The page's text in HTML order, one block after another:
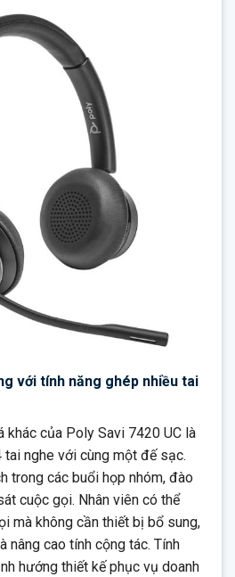
với tính năng ghép nhiều tai
khác của Poly Savi 7420 UC là
tai nghe với cùng một đế sạc.
trong các buổi họp nhóm, đào
cuộc gọi. Nhân viên có thể
mà không cần thiết bị bổ sung,
nâng cao tính cộng tác. Tính
hướng thiết kế phục vụ doanh